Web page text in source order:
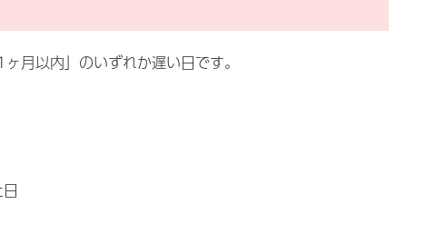
月以内」のいずれか遅い日です。